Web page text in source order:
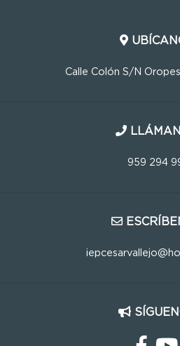
Calle Colón S/N
959 294